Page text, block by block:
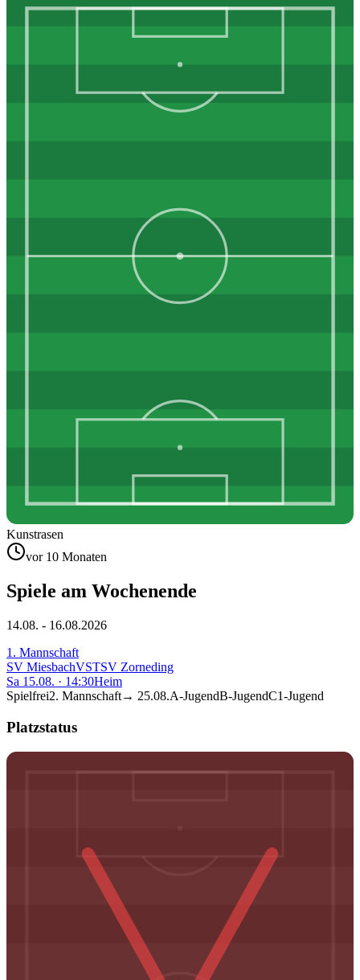
Kunstrasen
vor 10 Monaten
Spiele am Wochenende
14.08. - 16.08.2026
1. Mannschaft
SV MiesbachVSTSV Zorneding
Sa 15.08. · 14:30Heim
Spielfrei2. Mannschaft→ 25.08.A-JugendB-JugendC1-Jugend
Platzstatus